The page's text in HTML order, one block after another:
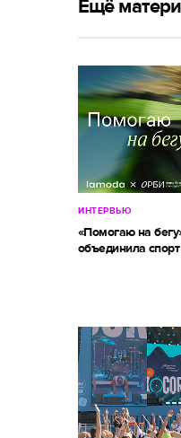
Ещё
ИНТЕРВЬЮ
«Помогаю на
объединила